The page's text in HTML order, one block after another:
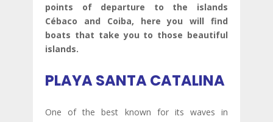
points of departure to the islands
Cébaco and Coiba, here you will find
boats that take you to those beautiful
islands.
PLAYA SANTA CATALINA
One of the best known for its waves in